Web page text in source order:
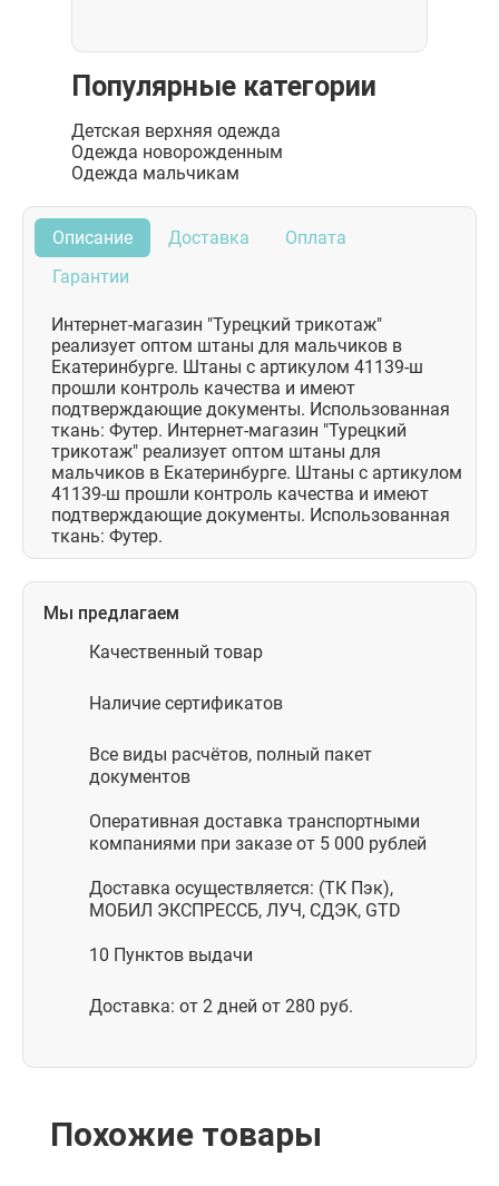
Популярные категории
Детская верхняя одежда
Одежда новорожденным
Одежда мальчикам
Описание Доставка
Оплата
Гарантии
Интернет-магазин "Турецкий трикотаж"
реализует оптом штаны для мальчиков в
Екатеринбурге. Штаны с артикулом 41139-ш
прошли контроль качества и имеют
подтверждающие документы. Использованная
ткань: Футер. Интернет-магазин "Турецкий
трикотаж" реализует оптом штаны для
мальчиков в Екатеринбурге. Штаны с артикулом
41139-ш прошли контроль качества и имеют
подтверждающие документы. Использованная
ткань: Футер.
Мы предлагаем
Качественный товар
Наличие сертификатов
Все виды расчётов, полный пакет
документов
Оперативная доставка транспортными
компаниями при заказе от 5 000 рублей
Доставка осуществляется: (ТК Пэк),
МОБИЛ ЭКСПРЕССБ, ЛУЧ, СДЭК, GTD
10 Пунктов выдачи
Доставка: от 2 дней от 280 руб.
Похожие товары